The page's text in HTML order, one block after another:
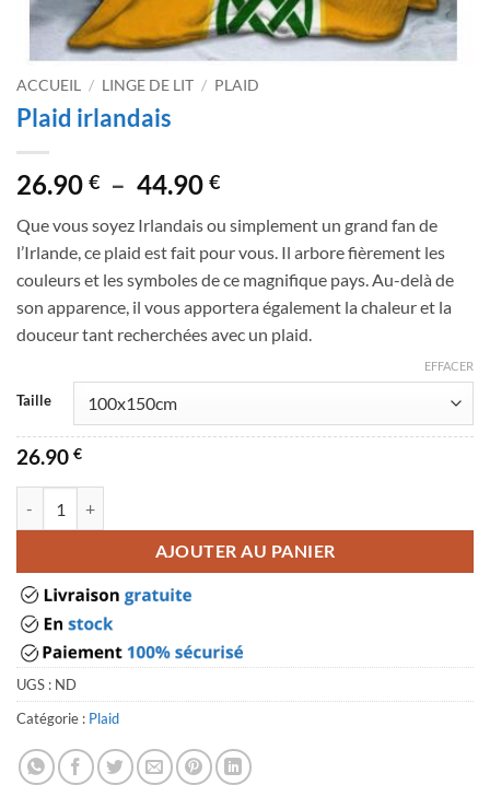
ACCUEIL / LINGE DE LIT / PLAID
Plaid irlandais
26.90 € – 44.90 €Plage
prix :
26.90 €
à
44.90 €
Que vous soyez Irlandais ou simplement un grand fan de
l’Irlande, ce plaid est fait pour vous. Il arbore fièrement les
couleurs et les symboles de ce magnifique pays. Au-delà de
son apparence, il vous apportera également la chaleur et la
douceur tant recherchées avec un plaid.
Taille
EFFACER
26.90 €
AJOUTER AU PANIER
UGS : ND
Catégorie : Plaid